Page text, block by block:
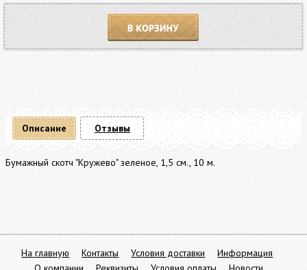
В корзину
Описание
Бумажный скотч "Кружево" зеленое, 1,5 см., 10 м.
Отзывы
На главную Контакты Условия доставки
Информация